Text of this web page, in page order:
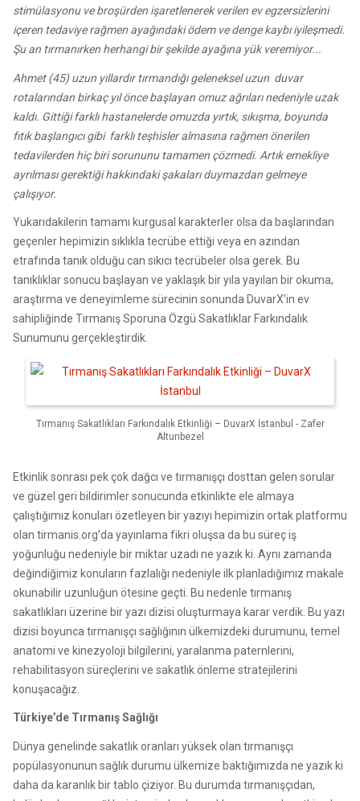
stimülasyonu ve broşürden işaretlenerek verilen ev egzersizlerini
içeren tedaviye rağmen ayağındaki ödem ve denge kaybı iyileşmedi.
Şu an tırmanırken herhangi bir şekilde ayağına yük veremiyor...
Ahmet (45) uzun yıllardır tırmandığı geleneksel uzun duvar
rotalarından birkaç yıl önce başlayan omuz ağrıları nedeniyle uzak
kaldı. Gittiği farklı hastanelerde omuzda yırtık, sıkışma, boyunda
fıtık başlangıcı gibi farklı teşhisler almasına rağmen önerilen
tedavilerden hiç biri sorununu tamamen çözmedi. Artık emekliye
ayrılması gerektiği hakkındaki şakaları duymazdan gelmeye
çalışıyor.
Yukarıdakilerin tamamı kurgusal karakterler olsa da başlarından
geçenler hepimizin sıklıkla tecrübe ettiği veya en azından
etrafında tanık olduğu can sıkıcı tecrübeler olsa gerek. Bu
tanıklıklar sonucu başlayan ve yaklaşık bir yıla yayılan bir okuma,
araştırma ve deneyimleme sürecinin sonunda DuvarX’in ev
sahipliğinde Tırmanış Sporuna Özgü Sakatlıklar Farkındalık
Sunumunu gerçekleştirdik.
Tırmanış Sakatlıkları Farkındalık Etkinliği – DuvarX İstanbul - Zafer
Altunbezel
Etkinlik sonrası pek çok dağcı ve tırmanışçı dosttan gelen sorular
ve güzel geri bildirimler sonucunda etkinlikte ele almaya
çalıştığımız konuları özetleyen bir yazıyı hepimizin ortak platformu
olan tirmanis.org’da yayınlama fikri oluşsa da bu süreç iş
yoğunluğu nedeniyle bir miktar uzadı ne yazık ki. Aynı zamanda
değindiğimiz konuların fazlalığı nedeniyle ilk planladığımız makale
okunabilir uzunluğun ötesine geçti. Bu nedenle tırmanış
sakatlıkları üzerine bir yazı dizisi oluşturmaya karar verdik. Bu yazı
dizisi boyunca tırmanışçı sağlığının ülkemizdeki durumunu, temel
anatomi ve kinezyoloji bilgilerini, yaralanma paternlerini,
rehabilitasyon süreçlerini ve sakatlık önleme stratejilerini
konuşacağız.
Türkiye’de Tırmanış Sağlığı
Dünya genelinde sakatlık oranları yüksek olan tırmanışçı
popülasyonunun sağlık durumu ülkemize baktığımızda ne yazık ki
daha da karanlık bir tablo çiziyor. Bu durumda tırmanışçıdan,